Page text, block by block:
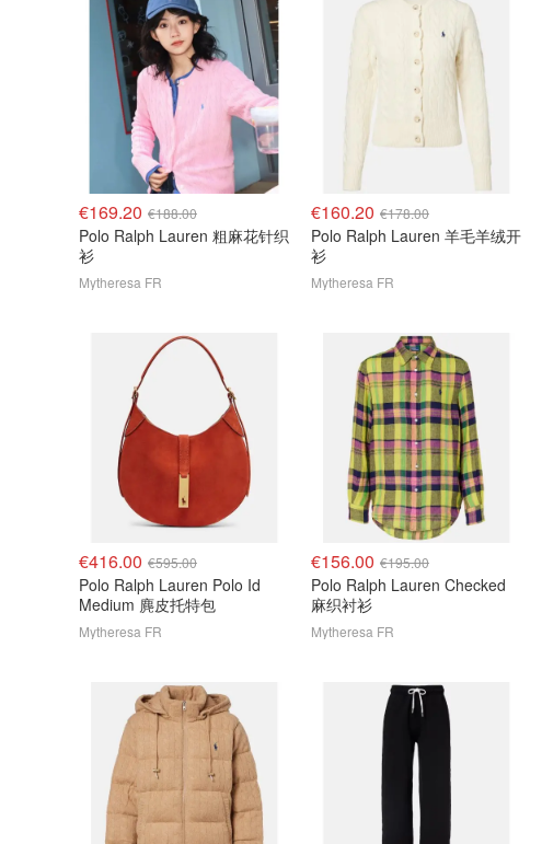
€169.20 €188.00
Polo Ralph Lauren 粗麻花针织
衫
Mytheresa FR
€160.20 €178.00
Polo Ralph Lauren 羊毛羊绒开
衫
Mytheresa FR
€416.00 €595.00
Polo Ralph Lauren Polo Id
Medium 麂皮托特包
Mytheresa FR
€156.00 €195.00
Polo Ralph Lauren Checked
麻织衬衫
Mytheresa FR